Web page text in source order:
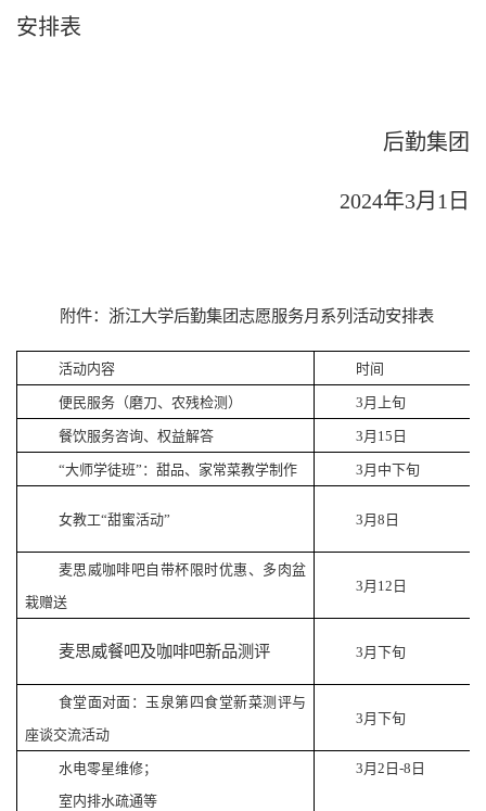
安排表
后勤集团
2024年3月1日
附件：浙江大学后勤集团志愿服务月系列活动安排表
活动内容 时间
便民服务（磨刀、农残检测） 3月上旬
餐饮服务咨询、权益解答 3月 15 日
“大师学徒班”：甜品、家常菜教学制作 3月中下旬
女教工“甜蜜活动” 3月 8 日
麦思威咖啡吧自带杯限时优惠、多肉盆
栽赠送
3月 12 日
麦思威餐吧及咖啡吧新品测评 3月下旬
食堂面对面：玉泉第四食堂新菜测评与
座谈交流活动
3月下旬
水电零星维修；
室内排水疏通等
3月 2 日 -8 日